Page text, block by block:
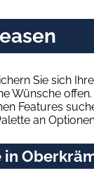
Sie sich
Wünsche offen.
Features
an